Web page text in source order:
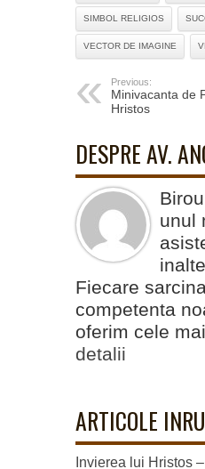
SIMBOL RELIGIOS
VECTOR DE IMAGINE
Previous:
Minivacanta de
Hristos
DESPRE AV.
unul
Fiecare
competenta
oferim cele
detalii
ARTICOLE
Invierea lui Hristos